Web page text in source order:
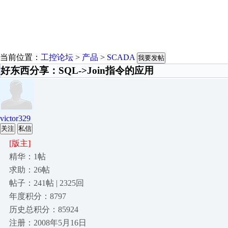
当前位置： 工控论坛 > 产品 > SCADA 我要发帖
好东西分享：SQL->Join指令的应用
victor329
关注 私信
[版主]
精华：1帖
求助：26帖
帖子：241帖 | 2325回
年度积分：8797
历史总积分：85924
注册：2008年5月16日